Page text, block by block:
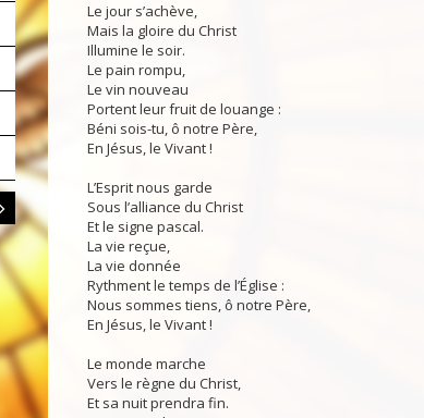
Le jour s’achève,
Mais la gloire du Christ
Illumine le soir.
Le pain rompu,
Le vin nouveau
Portent leur fruit de louange :
Béni sois-tu, ô notre Père,
En Jésus, le Vivant !
L’Esprit nous garde
Sous l’alliance du Christ
Et le signe pascal.
La vie reçue,
La vie donnée
Rythment le temps de l’Église :
Nous sommes tiens, ô notre Père,
En Jésus, le Vivant !
Le monde marche
Vers le règne du Christ,
Et sa nuit prendra fin.